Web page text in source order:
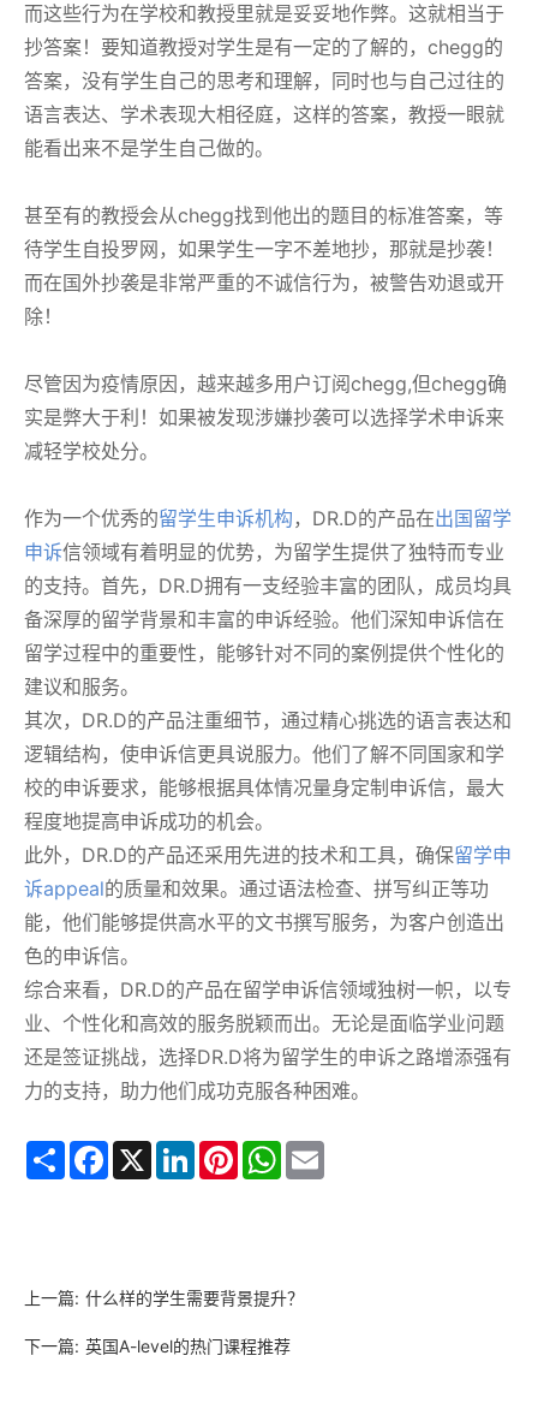
而这些行为在学校和教授里就是妥妥地作弊。这就相当于
抄答案！要知道教授对学生是有一定的了解的，chegg的
答案，没有学生自己的思考和理解，同时也与自己过往的
语言表达、学术表现大相径庭，这样的答案，教授一眼就
能看出来不是学生自己做的。
甚至有的教授会从chegg找到他出的题目的标准答案，等
待学生自投罗网，如果学生一字不差地抄，那就是抄袭！
而在国外抄袭是非常严重的不诚信行为，被警告劝退或开
除！
尽管因为疫情原因，越来越多用户订阅chegg,但chegg确
实是弊大于利！如果被发现涉嫌抄袭可以选择学术申诉来
减轻学校处分。
作为一个优秀的留学生申诉机构 ，DR.D的产品在出国留学
申诉信领域有着明显的优势，为留学生提供了独特而专业
的支持。首先，DR.D拥有一支经验丰富的团队，成员均具
备深厚的留学背景和丰富的申诉经验。他们深知申诉信在
留学过程中的重要性，能够针对不同的案例提供个性化的
建议和服务。
其次，DR.D的产品注重细节，通过精心挑选的语言表达和
逻辑结构，使申诉信更具说服力。他们了解不同国家和学
校的申诉要求，能够根据具体情况量身定制申诉信，最大
程度地提高申诉成功的机会。
此外，DR.D的产品还采用先进的技术和工具，确保留学申
诉appeal的质量和效果。通过语法检查、拼写纠正等功
能，他们能够提供高水平的文书撰写服务，为客户创造出
色的申诉信。
综合来看，DR.D的产品在留学申诉信领域独树一帜，以专
业、个性化和高效的服务脱颖而出。无论是面临学业问题
还是签证挑战，选择DR.D将为留学生的申诉之路增添强有
力的支持，助力他们成功克服各种困难。
Share Facebook
X LinkedInPinterestWhatsApp
上一篇: 什么样的学生需要背景提升？
下一篇: 英国A-level的热门课程推荐